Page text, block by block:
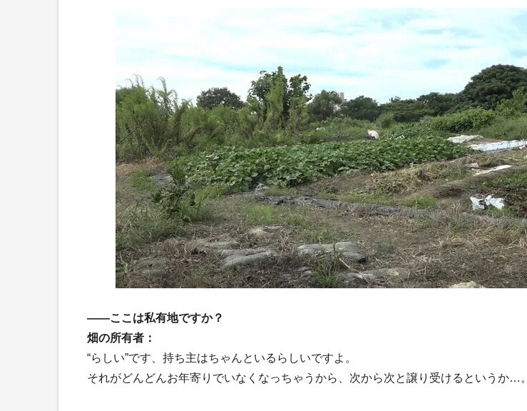
――ここは私有地ですか？
畑の所有者：
“らしい”です、持ち主はちゃんといるらしいですよ。
それがどんどんお年寄りでいなくなっちゃうから、次から次と譲り受けるというか…。